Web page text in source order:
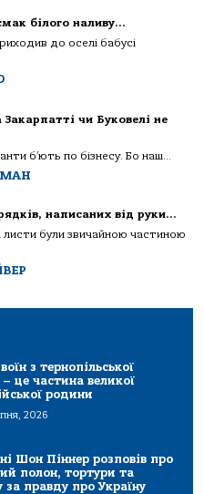
білого наливу…
до оселі бабусі
Закарпатті чи Буковелі не
б’ють по бізнесу. Бо наш...
написаних від руки…
листи були звичайною частиною
з тернопільської
це частина великої
родини
2026
Шон Піннер розповів про
полон, тортури та
за правду про Україну